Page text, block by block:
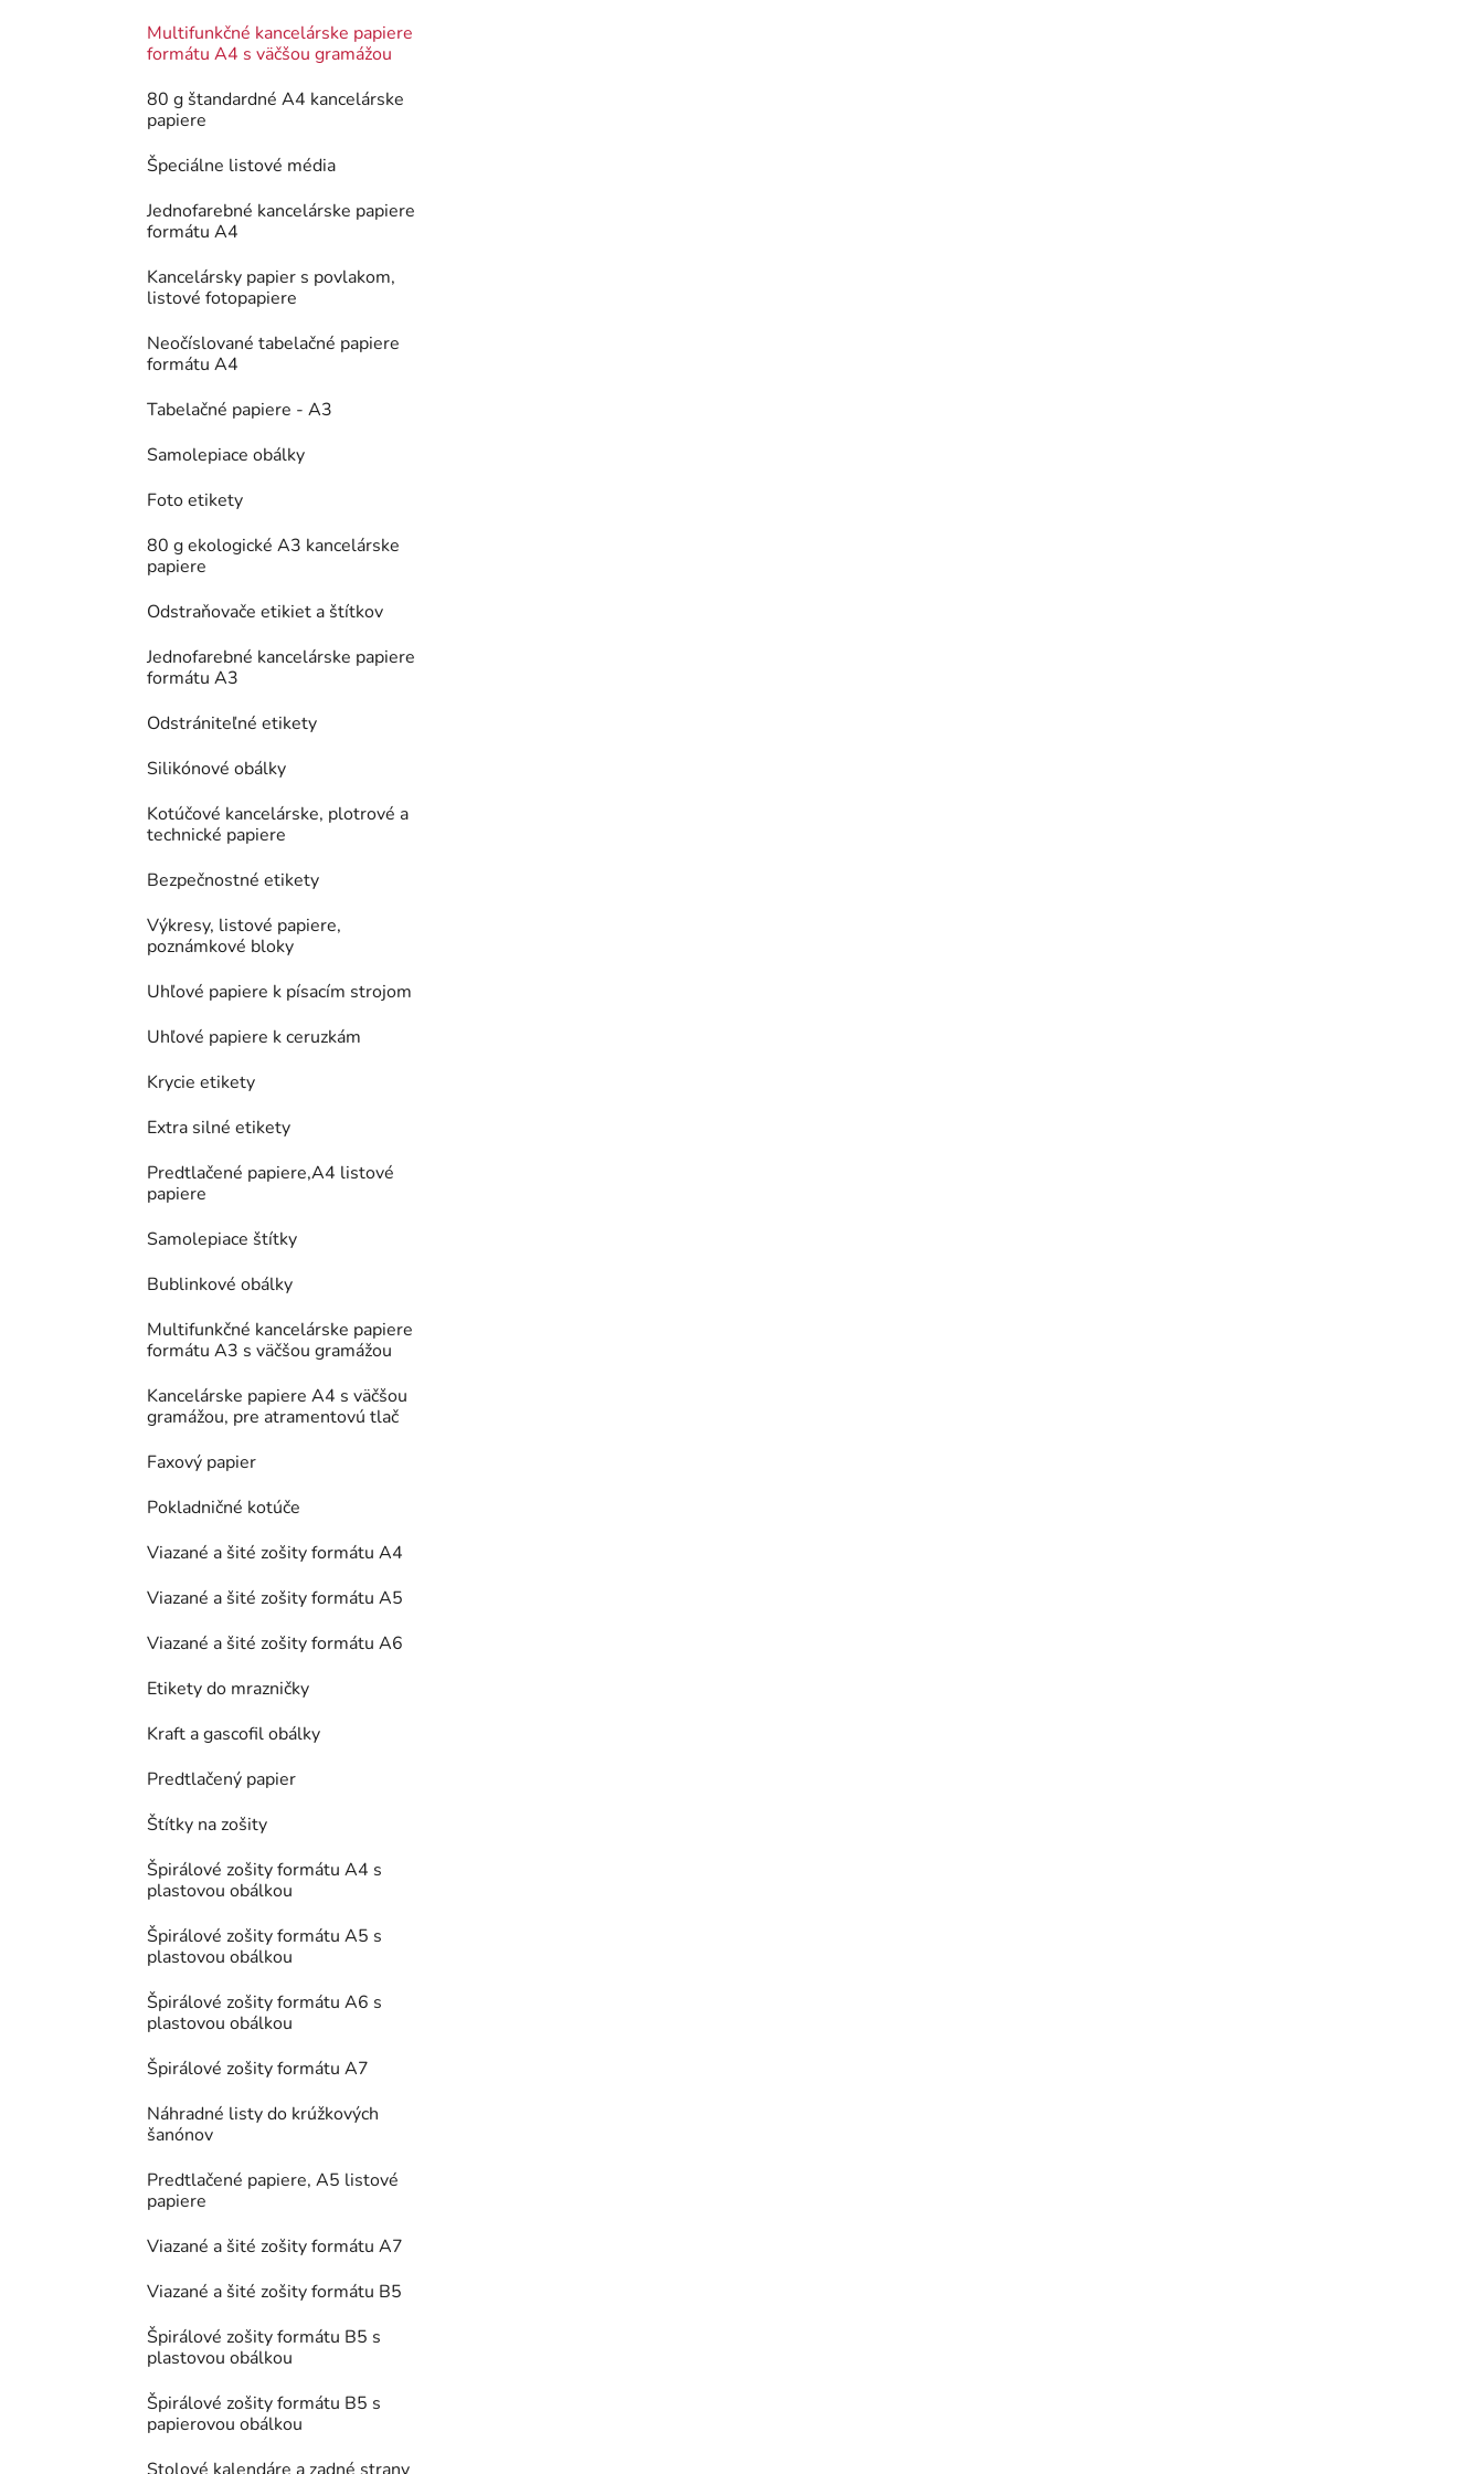
Multifunkčné kancelárske papiere
formátu A4 s väčšou gramážou
80 g štandardné A4 kancelárske
papiere
Špeciálne listové média
Jednofarebné kancelárske papiere
formátu A4
Kancelársky papier s povlakom,
listové fotopapiere
Neočíslované tabelačné papiere
formátu A4
Tabelačné papiere - A3
Samolepiace obálky
Foto etikety
80 g ekologické A3 kancelárske
papiere
Odstraňovače etikiet a štítkov
Jednofarebné kancelárske papiere
formátu A3
Odstrániteľné etikety
Silikónové obálky
Kotúčové kancelárske, plotrové a
technické papiere
Bezpečnostné etikety
Výkresy, listové papiere,
poznámkové bloky
Uhľové papiere k písacím strojom
Uhľové papiere k ceruzkám
Krycie etikety
Extra silné etikety
Predtlačené papiere,A4 listové
papiere
Samolepiace štítky
Bublinkové obálky
Multifunkčné kancelárske papiere
formátu A3 s väčšou gramážou
Kancelárske papiere A4 s väčšou
gramážou, pre atramentovú tlač
Faxový papier
Pokladničné kotúče
Viazané a šité zošity formátu A4
Viazané a šité zošity formátu A5
Viazané a šité zošity formátu A6
Etikety do mrazničky
Kraft a gascofil obálky
Predtlačený papier
Štítky na zošity
Špirálové zošity formátu A4 s
plastovou obálkou
Špirálové zošity formátu A5 s
plastovou obálkou
Špirálové zošity formátu A6 s
plastovou obálkou
Špirálové zošity formátu A7
Náhradné listy do krúžkových
šanónov
Predtlačené papiere, A5 listové
papiere
Viazané a šité zošity formátu A7
Viazané a šité zošity formátu B5
Špirálové zošity formátu B5 s
plastovou obálkou
Špirálové zošity formátu B5 s
papierovou obálkou